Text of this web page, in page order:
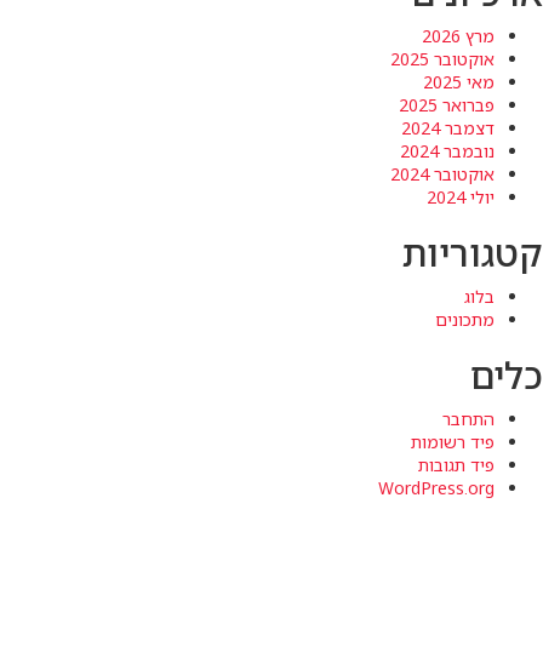
מרץ 2026
אוקטובר 2025
מאי 2025
פברואר 2025
דצמבר 2024
נובמבר 2024
אוקטובר 2024
יולי 2024
קטגוריות
בלוג
מתכונים
כלים
התחבר
פיד רשומות
פיד תגובות
WordPress.org